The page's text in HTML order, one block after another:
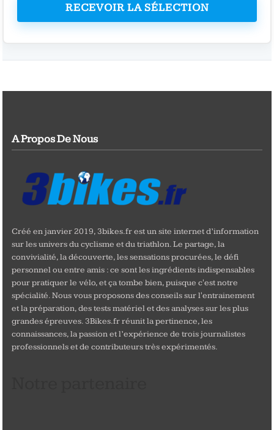
RECEVOIR LA SÉLECTION
A Propos De Nous
Créé en janvier 2019, 3bikes.fr est un site internet d’information
sur les univers du cyclisme et du triathlon. Le partage, la
convivialité, la découverte, les sensations procurées, le défi
personnel ou entre amis : ce sont les ingrédients indispensables
pour pratiquer le vélo, et ça tombe bien, puisque c'est notre
spécialité. Nous vous proposons des conseils sur l'entrainement
et la préparation, des tests matériel et des analyses sur les plus
grandes épreuves. 3Bikes.fr réunit la pertinence, les
connaissances, la passion et l’expérience de trois journalistes
professionnels et de contributeurs très expérimentés.